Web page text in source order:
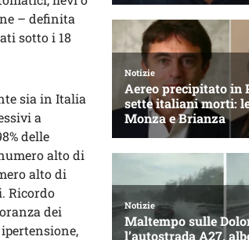
– definita
sotto i 18
sia in Italia
a
delle
alto di
alto di
Ricordo
dei